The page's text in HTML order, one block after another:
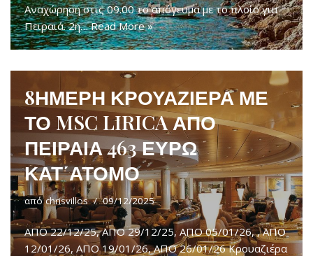
Αναχώρηση στις 09.00 το απόγευμα με το πλοίο για
Πειραιά. 2η…Read More »
8ΗΜΕΡΗ ΚΡΟΥΑΖΙΕΡΑ ΜΕ
ΤΟ MSC LIRICA ΑΠΟ
ΠΕΙΡΑΙΑ 463 ΕΥΡΩ
ΚΑΤ΄ΑΤΟΜΟ
απόchrisvillos 09/12/2025
ΑΠΟ 22/12/25, ΑΠΟ 29/12/25, ΑΠΟ 05/01/26, , ΑΠΟ
12/01/26, ΑΠΟ 19/01/26, ΑΠΟ 26/01/26 Κρουαζιέρα